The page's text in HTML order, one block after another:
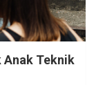
Anak Teknik